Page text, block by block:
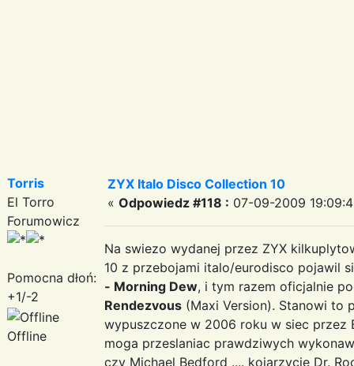
Torris
El Torro
Forumowicz
Pomocna dłoń:
+1/-2
Offline
ZYX Italo Disco Collection 10
« Odpowiedz #118 : 07-09-2009
Na swiezo wydanej przez ZYX
10 z przebojami italo/eurodisco pojawil
- Morning Dew, i tym razem oficjalnie
Rendezvous (Maxi Version). Stanowi to
wypuszczone w 2006 roku w siec przez
moga przeslaniac prawdziwych
czy Michael Bedford .... kojarzycie Dr.